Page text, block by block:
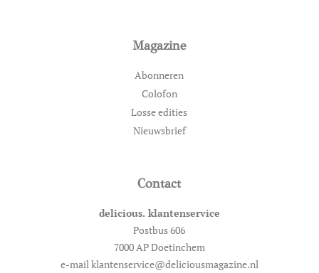
Magazine
Abonneren
Colofon
Losse edities
Nieuwsbrief
Contact
delicious. klantenservice
Postbus 606
7000 AP Doetinchem
e-mail klantenservice@deliciousmagazine.nl